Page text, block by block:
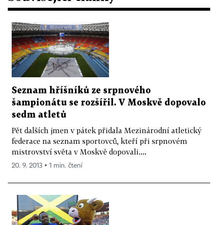
Seznam hříšníků ze srpnového
šampionátu se rozšířil. V Moskvě dopovalo
sedm atletů
Pět dalších jmen v pátek přidala Mezinárodní atletický
federace na seznam sportovců, kteří při srpnovém
mistrovství světa v Moskvě dopovali....
20. 9. 2013 ▪ 1 min. čtení